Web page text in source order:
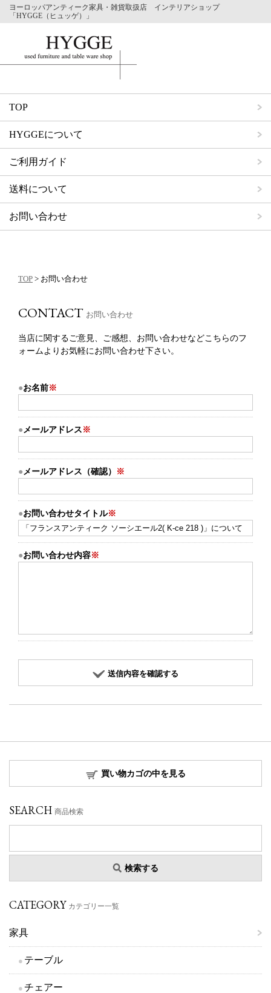
ヨーロッパアンティーク家具・雑貨取扱店 インテリアショップ
「HYGGE（ヒュッゲ）」
TOP
HYGGEについて
ご利用ガイド
送料について
お問い合わせ
TOP > お問い合わせ
CONTACT お問い合わせ
当店に関するご意見、ご感想、お問い合わせなどこちらのフ
ォームよりお気軽にお問い合わせ下さい。
お名前※
メールアドレス ※
メールアドレス（確認） ※
お問い合わせタイトル※
お問い合わせ内容※
送信内容を確認する
買い物カゴの中を見る
SEARCH 商品検索
検索する
CATEGORY カテゴリー一覧
家具
テーブル
チェアー